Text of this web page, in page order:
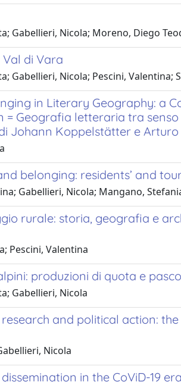
Gabellieri, Nicola; Moreno, Diego
Val di Vara
Gabellieri, Nicola; Pescini, Valentina;
in Literary Geography: a
= Geografia letteraria tra
Johann Koppelstätter e Arturo
belonging: residents’ and
Gabellieri, Nicola; Mangano,
rurale: storia, geografia e
Pescini, Valentina
produzioni di quota e
Gabellieri, Nicola
and political action:
Nicola
in the CoViD-19